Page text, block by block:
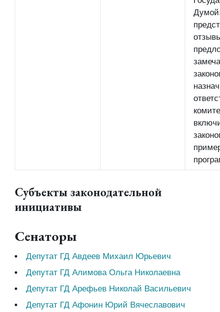
Субъекты законодательной
инициативы
Сенаторы
Депутат ГД Авдеев Михаил Юрьевич
Депутат ГД Алимова Ольга Николаевна
Депутат ГД Арефьев Николай Васильевич
Депутат ГД Афонин Юрий Вячеславович